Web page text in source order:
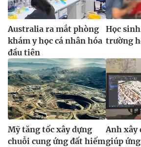
Australia ra mắt phòng
khám y học cá nhân hóa
đầu tiên
Học
trường
Mỹ tăng tốc xây dựng
chuỗi cung ứng đất hiếm
Anh xây
giúp